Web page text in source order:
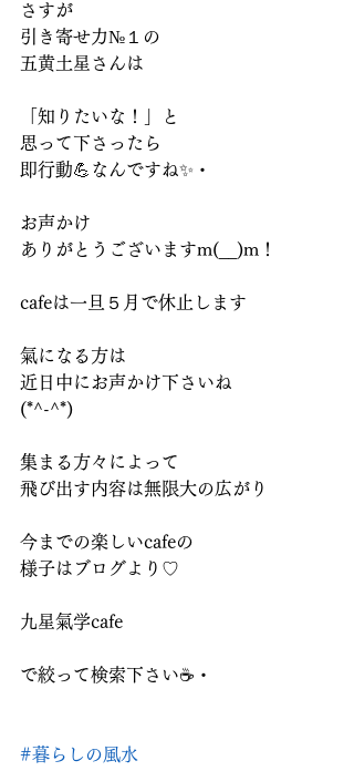
さすが
引き寄せ力№１の
五黄土星さんは
「知りたいな！」と
思って下さったら
即行動💪なんですね✨・
お声かけ
ありがとうございますm(__)m！
cafeは一旦５月で休止します
氣になる方は
近日中にお声かけ下さいね
(*^-^*)
集まる方々によって
飛び出す内容は無限大の広がり
今までの楽しいcafeの
様子はブログより♡
九星氣学cafe
で絞って検索下さい☕・
#暮らしの風水